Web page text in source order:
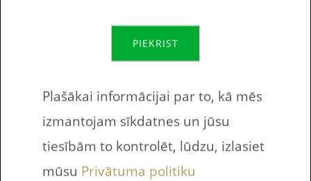
Vai tu esi robots?
PIEKRIST
Plašākai informācijai par to, kā mēs
izmantojam sīkdatnes un jūsu
tiesībām to kontrolēt, lūdzu, izlasiet
mūsu Privātuma politiku